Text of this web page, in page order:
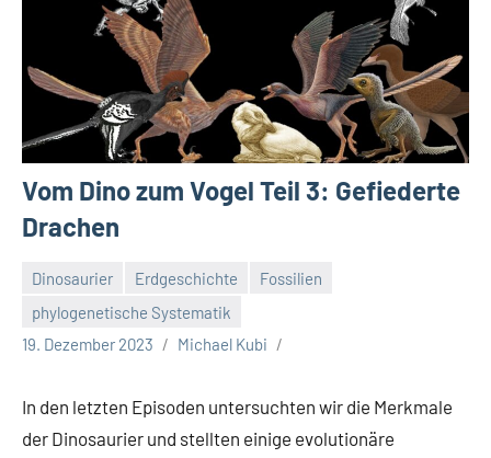
Vom Dino zum Vogel Teil 3: Gefiederte
Drachen
Dinosaurier Erdgeschichte
Fossilien
phylogenetische Systematik
19. Dezember 2023
Michael Kubi
In den letzten Episoden untersuchten wir die Merkmale
der Dinosaurier und stellten einige evolutionäre